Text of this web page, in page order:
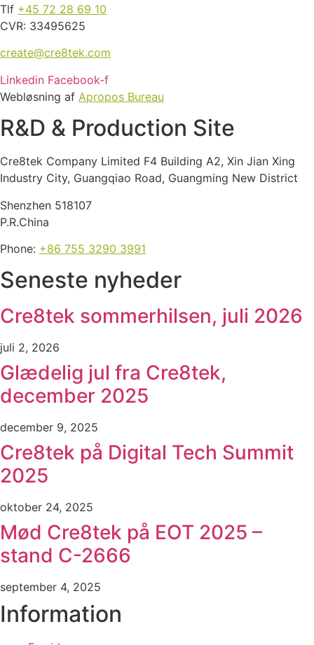
Tlf +45 72 28 69 10
CVR: 33495625
create@cre8tek.com
Linkedin Facebook-f
Webløsning af Apropos Bureau
R&D & Production Site
Cre8tek Company Limited F4 Building A2, Xin Jian Xing
Industry City, Guangqiao Road, Guangming New District
Shenzhen 518107
P.R.China
Phone: +86 755 3290 3991
Seneste nyheder
Cre8tek sommerhilsen, juli 2026
juli 2, 2026
Glædelig jul fra Cre8tek,
december 2025
december 9, 2025
Cre8tek på Digital Tech Summit
2025
oktober 24, 2025
Mød Cre8tek på EOT 2025 –
stand C-2666
september 4, 2025
Information